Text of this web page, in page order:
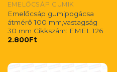
EMELŐCSÁP GUMIK
Emelőcsáp gumipogácsa
átmérő 100 mm,vastagság
30 mm Cikkszám: EMEL 126
2.800Ft